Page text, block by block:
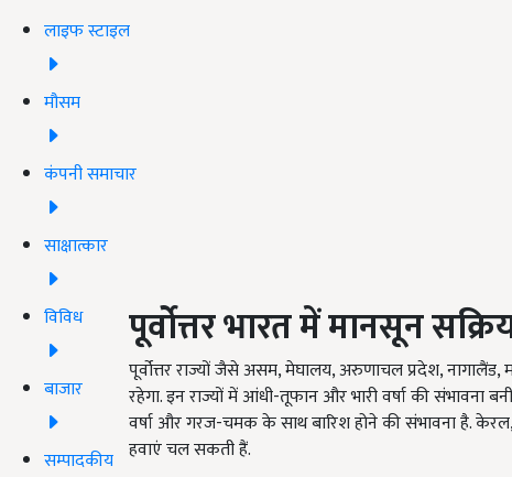
लाइफ स्टाइल
मौसम
कंपनी समाचार
साक्षात्कार
विविध
बाजार
सम्पादकीय
पूर्वोत्तर भारत में मानसून
पूर्वोत्तर राज्यों जैसे असम, मेघालय, अरुणाचल प्रदेश, नागालैंड,
रहेगा. इन राज्यों में आंधी-तूफान और भारी वर्षा की संभावना
वर्षा और गरज-चमक के साथ बारिश होने की संभावना है.
हवाएं चल सकती हैं.